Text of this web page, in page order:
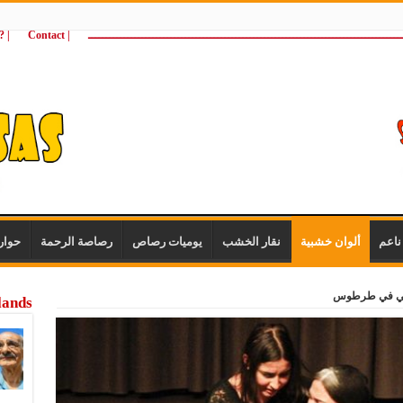
| Contact
wij
ألوان خشبية نقار الخشب يوميات رصاص رصاصة الرحمة
في طرطوس